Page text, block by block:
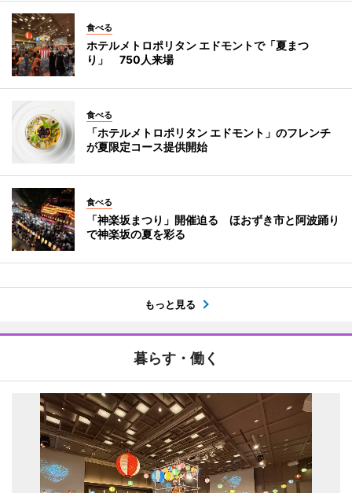
食べる
ホテルメトロポリタン エドモントで「夏まつ
り」 750人来場
食べる
「ホテルメトロポリタン エドモント」のフレンチ
が夏限定コース提供開始
食べる
「神楽坂まつり」開催迫る ほおずき市と阿波踊り
で神楽坂の夏を彩る
もっと見る
暮らす・働く